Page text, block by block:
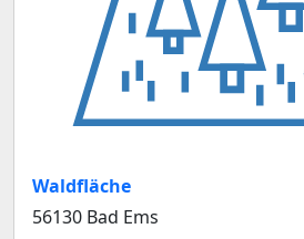
Waldfläche
56130 Bad Ems